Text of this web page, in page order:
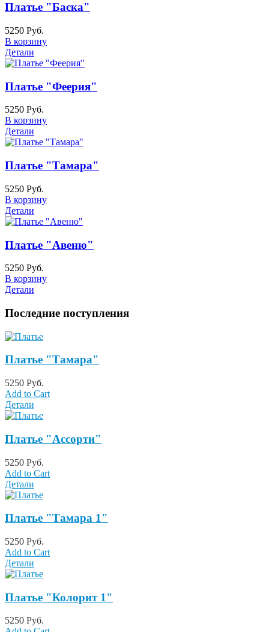
Платье "Баска"
5250 Руб.
В корзину
Детали
Платье "Феерия"
5250 Руб.
В корзину
Детали
Платье "Тамара"
5250 Руб.
В корзину
Детали
Платье "Авеню"
5250 Руб.
В корзину
Детали
Последние поступления
Платье "Тамара"
5250 Руб.
Add to Cart
Детали
Платье "Ассорти"
5250 Руб.
Add to Cart
Детали
Платье "Тамара 1"
5250 Руб.
Add to Cart
Детали
Платье "Колорит 1"
5250 Руб.